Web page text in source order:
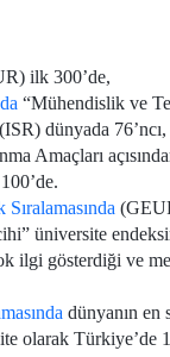
ilk 300’de,
“Mühendislik ve
(ISR) dünyada
Amaçları
üniversite
gösterdiği ve
dünyanın en
olarak Türkiye’de